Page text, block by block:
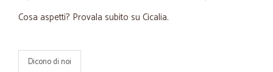
Cosa aspetti? Provala subito su Cicalia.
Dicono di noi